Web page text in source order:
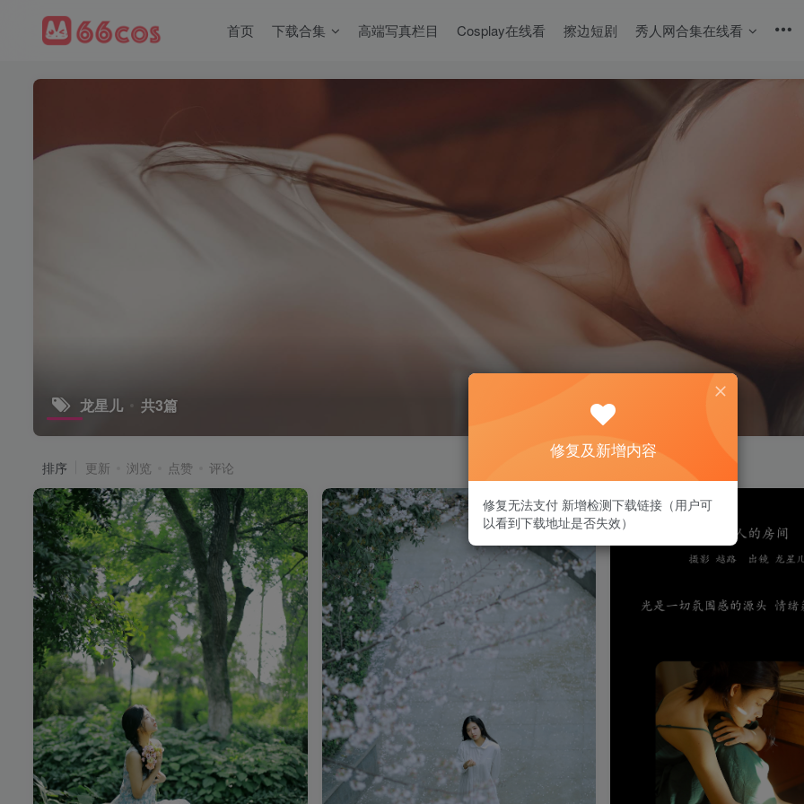
首页 下载合集 高端写真栏目 Cosplay在线看 擦边短剧 秀人网合集在线看
龙星儿 共3篇
排序 更新 浏览 点赞 评论
修复及新增内容
修复无法支付 新增检测下载链接（用户可
以看到下载地址是否失效）